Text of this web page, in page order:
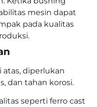
mesin dapat
pada kualitas
diperlukan
dan tahan korosi.
seperti ferro cast